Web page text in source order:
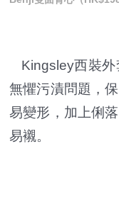
Kingsley西裝外
無懼污漬問題，
易變形，加上俐
易襯。